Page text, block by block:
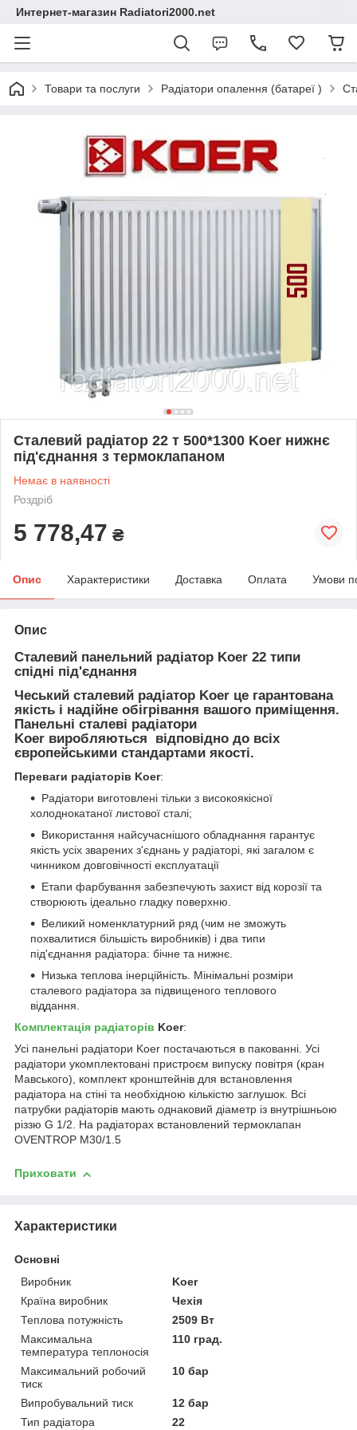
Интернет-магазин Radiatori2000.net
Товари та послуги Радіатори опалення (батареї )
Сталевий радіатор 22 т 500*1300 Koer нижнє
під'єднання з термоклапаном
Немає в наявності
Роздріб
5 778,47 ₴
Опис Характеристики Доставка Оплата Умови
Опис
Сталевий панельний радіатор Koer 22 типи
спідні під'єднання
Чеський сталевий радіатор Koer це гарантована
якість і надійне обігрівання вашого приміщення.
Панельні сталеві радіатори
Koer виробляються відповідно до всіх
європейськими стандартами якості.
Переваги радіаторів Koer:
Радіатори виготовлені тільки з високоякісної
холоднокатаної листової сталі;
Використання найсучаснішого обладнання гарантує
якість усіх зварених з'єднань у радіаторі, які загалом є
чинником довговічності експлуатації
Етапи фарбування забезпечують захист від корозії та
створюють ідеально гладку поверхню.
Великий номенклатурний ряд (чим не зможуть
похвалитися більшість виробників) і два типи
під'єднання радіатора: бічне та нижнє.
Низька теплова інерційність. Мінімальні розміри
сталевого радіатора за підвищеного теплового
віддання.
Комплектація радіаторів Koer:
Усі панельні радіатори Koer постачаються в пакованні. Усі
радіатори укомплектовані пристроєм випуску повітря (кран
Мавського), комплект кронштейнів для встановлення
радіатора на стіні та необхідною кількістю заглушок. Всі
патрубки радіаторів мають однаковий діаметр із внутрішньою
різзю G 1/2. На радіаторах встановлений термоклапан
OVENTROP M30/1.5
Приховати
Характеристики
Основні
Виробник
Koer
Країна виробник
Чехія
Теплова потужність
2509 Вт
Максимальна
температура теплоносія
110 град.
Максимальний робочий
тиск
10 бар
Випробувальний тиск
12 бар
Тип радіатора
22